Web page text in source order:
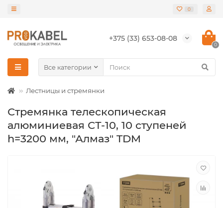
0
+375 (33) 653-08-08
0
Все категории
Лестницы и стремянки
Стремянка телескопическая
алюминиевая СТ-10, 10 ступеней
h=3200 мм, "Алмаз" TDM